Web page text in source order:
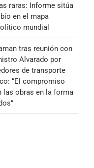
raras: Informe sitúa
en el mapa
mundial
tras reunión con
Alvarado por
de transporte
“El compromiso
las obras en la forma